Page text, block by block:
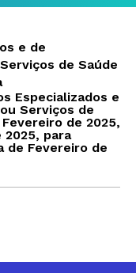
e de
de Saúde
Especializados e
Serviços de
de 2025,
2025, para
de Fevereiro de